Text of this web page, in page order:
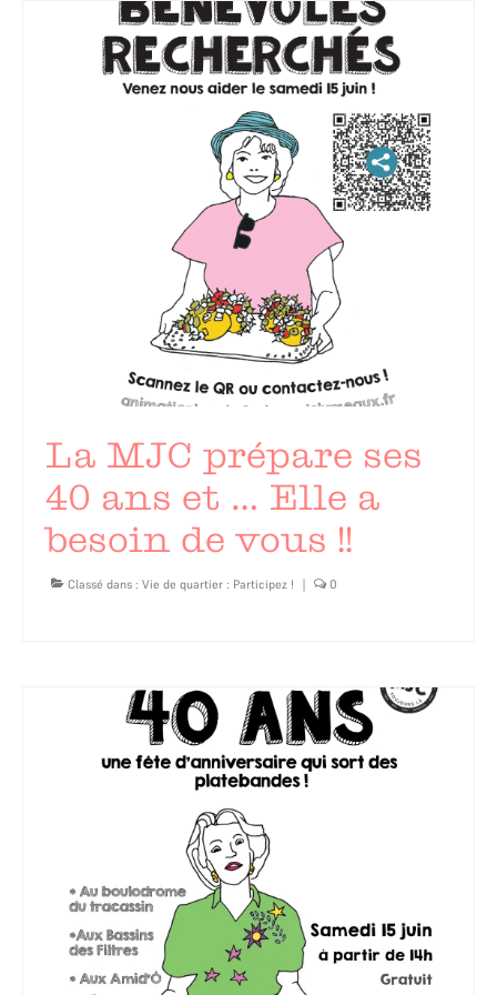
La MJC prépare ses
40 ans et … Elle a
besoin de vous !!
Classé dans : Vie de quartier : Participez ! 0